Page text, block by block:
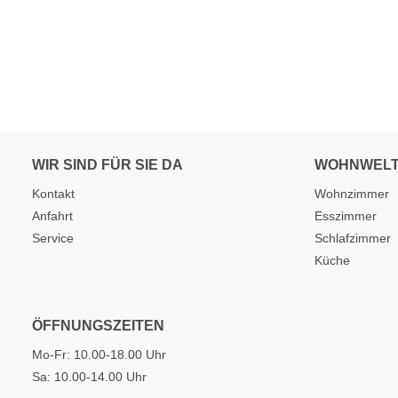
WIR SIND FÜR SIE DA
Kontakt
Anfahrt
Service
Wohnzimmer
Esszimmer
Schlafzimmer
Küche
ÖFFNUNGSZEITEN
Mo-Fr: 10.00-18.00 Uhr
Sa: 10.00-14.00 Uhr